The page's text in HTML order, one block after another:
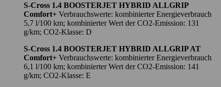
S-Cross 1.4 BOOSTERJET HYBRID ALLGRIP
Comfort+ Verbrauchswerte: kombinierter Energieverbrauch
5,7 l/100 km; kombinierter Wert der CO2-Emission: 131
g/km; CO2-Klasse: D
S-Cross 1.4 BOOSTERJET HYBRID ALLGRIP AT
Comfort+ Verbrauchswerte: kombinierter Energieverbrauch
6,1 l/100 km; kombinierter Wert der CO2-Emission: 141
g/km; CO2-Klasse: E